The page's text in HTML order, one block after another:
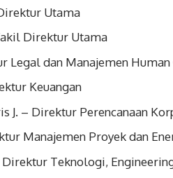
Utama
Direktur Utama
Legal dan Manajemen
Keuangan
J. – Direktur Perencanaan
Manajemen Proyek dan
Teknologi,